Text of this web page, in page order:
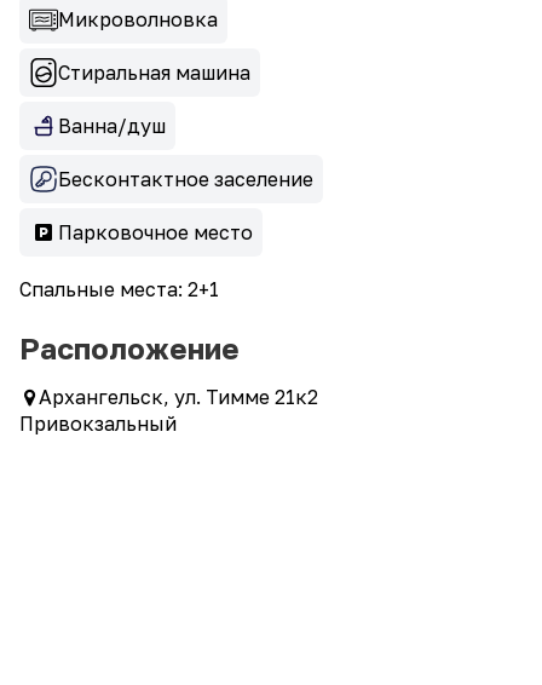
Микроволновка
Стиральная машина
Ванна/душ
Бесконтактное заселение
Парковочное место
Спальные места: 2+1
Расположение
Архангельск, ул. Тимме 21к2
Привокзальный